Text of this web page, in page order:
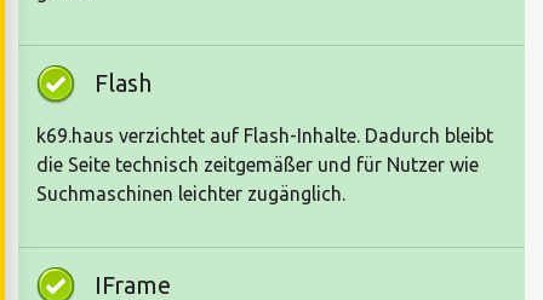
Flash
k69.haus verzichtet auf Flash-Inhalte. Dadurch bleibt
die Seite technisch zeitgemäßer und für Nutzer wie
Suchmaschinen leichter zugänglich.
IFrame